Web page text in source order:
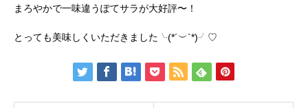
まろやかで一味違うぽてサラが大好評〜！
とっても美味しくいただきました╰(*´︶`*)╯♡